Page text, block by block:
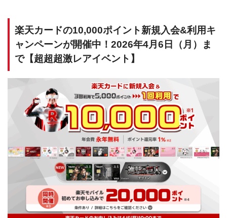
楽天カードの10,000ポイント新規入会&利用キ
ャンペーンが開催中！2026年4月6日（月）ま
で【超超超激レアイベント】